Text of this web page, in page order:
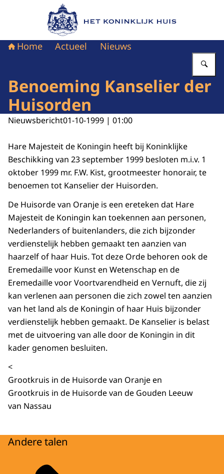
Naar de homepage van Het Koninklijk Huis
Home Actueel Nieuws
Benoeming Kanselier der
Huisorden
Nieuwsbericht01-10-1999 | 01:00
Hare Majesteit de Koningin heeft bij Koninklijke
Beschikking van 23 september 1999 besloten m.i.v. 1
oktober 1999 mr. F.W. Kist, grootmeester honorair, te
benoemen tot Kanselier der Huisorden.
De Huisorde van Oranje is een ereteken dat Hare
Majesteit de Koningin kan toekennen aan personen,
Nederlanders of buitenlanders, die zich bijzonder
verdienstelijk hebben gemaakt ten aanzien van
haarzelf of haar Huis. Tot deze Orde behoren ook de
Eremedaille voor Kunst en Wetenschap en de
Eremedaille voor Voortvarendheid en Vernuft, die zij
kan verlenen aan personen die zich zowel ten aanzien
van het land als de Koningin of haar Huis bijzonder
verdienstelijk hebben gemaakt. De Kanselier is belast
met de uitvoering van alle door de Koningin in dit
kader genomen besluiten.
<
Grootkruis in de Huisorde van Oranje en
Grootkruis in de Huisorde van de Gouden Leeuw
van Nassau
Andere talen